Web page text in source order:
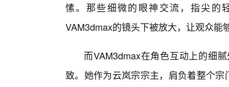
愫。那些细微的眼神交流，指尖的
VAM3dmax的镜头下被放大，让观众
而VAM3dmax在角色互动上的细
致。她作为云岚宗宗主，肩负着整个